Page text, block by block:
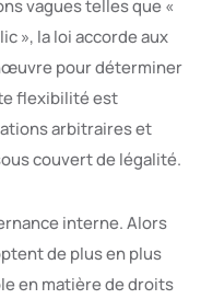
vagues telles que «
», la loi accorde aux
pour déterminer
flexibilité est
arbitraires et
couvert de légalité.
interne. Alors
de plus en plus
en matière de droits